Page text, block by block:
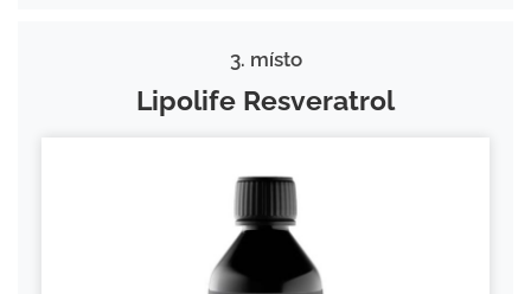
3. místo
Lipolife Resveratrol